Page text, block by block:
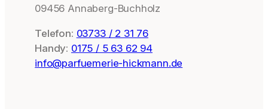
09456 Annaberg-Buchholz
Telefon: 03733 / 2 31 76
Handy: 0175 / 5 63 62 94
info@parfuemerie-hickmann.de